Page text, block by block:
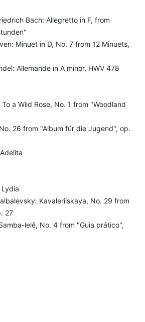
Bach: Allegretto in F, from
Minuet in D, No. 7 from 12 Minuets,
Allemande in A minor, HWV 478
a Wild Rose, No. 1 from "Woodland
26 from "Album für die Jugend", op.
Kavaleriiskaya, No. 29 from
27
lelê, No. 4 from "Guia prático",